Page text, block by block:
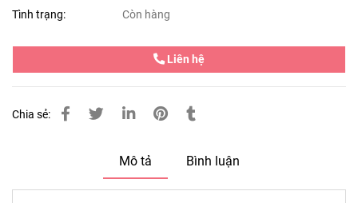
Tình trạng: Còn hàng
Liên hệ
Chia sẻ:
Mô tả Bình luận